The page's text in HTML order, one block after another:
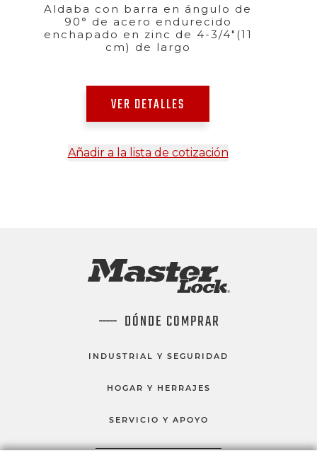
Aldaba con barra en ángulo de
90° de acero endurecido
enchapado en zinc de 4-3/4"(11
cm) de largo
VER DETALLES
Añadir a la lista de cotización
DÓNDE COMPRAR
INDUSTRIAL Y SEGURIDAD
HOGAR Y HERRAJES
SERVICIO Y APOYO